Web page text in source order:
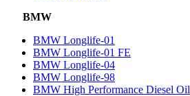
BMW
BMW Longlife-01
BMW Longlife-01 FE
BMW Longlife-04
BMW Longlife-98
BMW High Performance Diesel Oil